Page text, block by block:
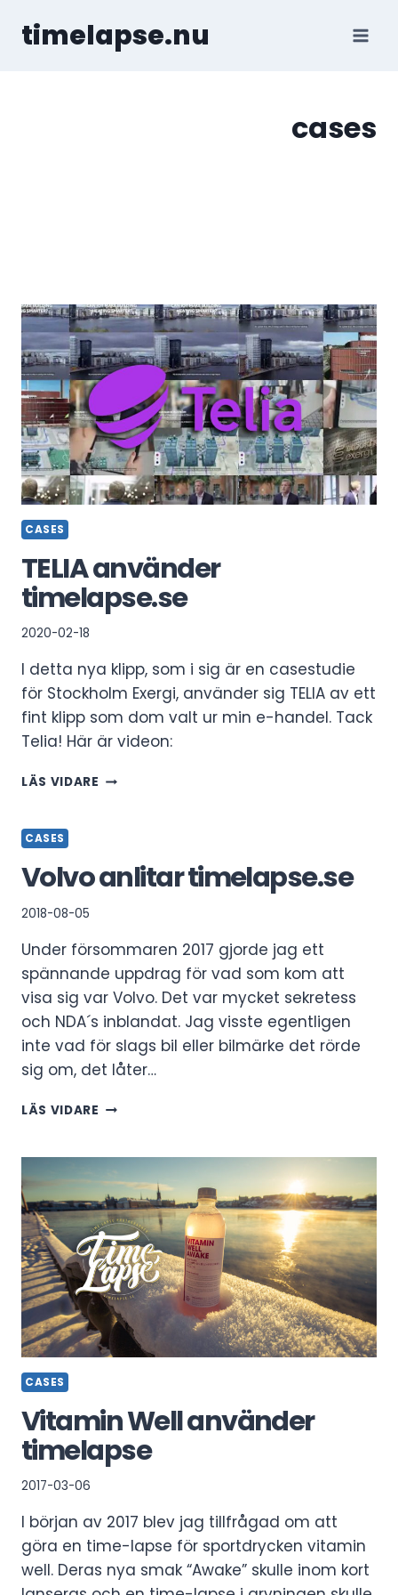
timelapse.nu
cases
CASES
TELIA använder
timelapse.se
2020-02-18
I detta nya klipp, som i sig är en casestudie
för Stockholm Exergi, använder sig TELIA av ett
fint klipp som dom valt ur min e-handel. Tack
Telia! Här är videon:
LÄS VIDARE TELIA
CASES
Volvo anlitar timelapse.se
2018-08-05
Under försommaren 2017 gjorde jag ett
spännande uppdrag för vad som kom att
visa sig var Volvo. Det var mycket sekretess
och NDA´s inblandat. Jag visste egentligen
inte vad för slags bil eller bilmärke det rörde
sig om, det låter…
LÄS VIDARE VOLVO
CASES
Vitamin Well använder
timelapse
2017-03-06
I början av 2017 blev jag tillfrågad om att
göra en time-lapse för sportdrycken vitamin
well. Deras nya smak “Awake” skulle inom kort